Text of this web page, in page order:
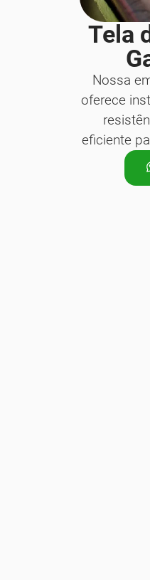
Tela
Nossa
oferece
eficiente